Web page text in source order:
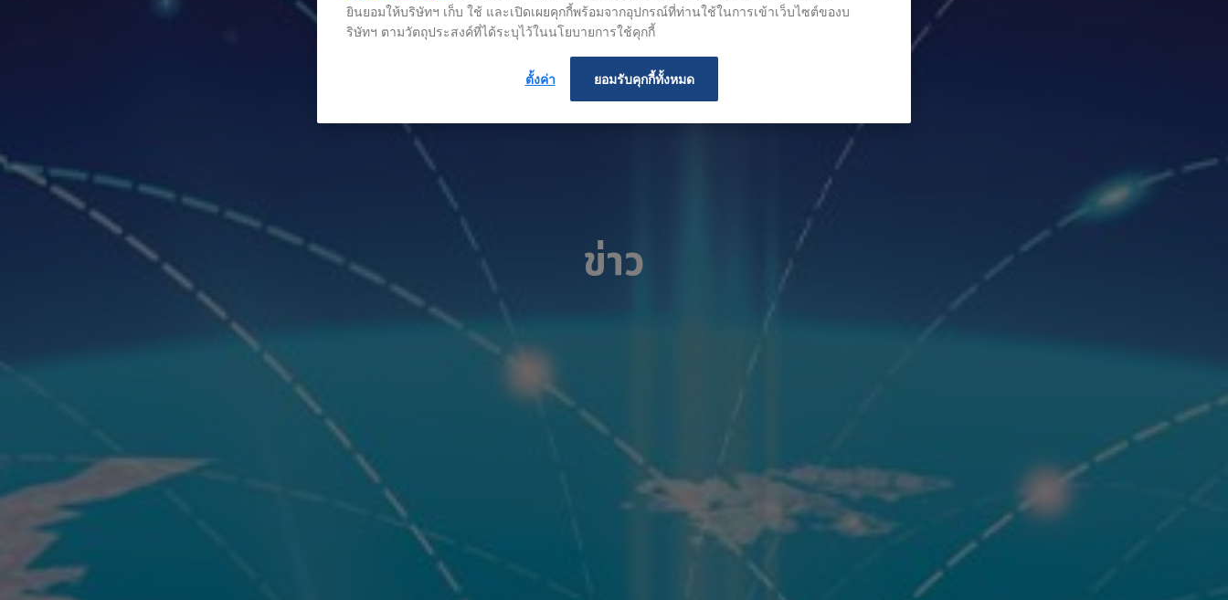
ข่าว
ยินยอมให้บริษัทฯ เก็บ ใช้ และเปิดเผยคุกกี้พร้อมจากอุปกรณ์ที่ท่านใช้ในการเข้าเว็บไซต์ของบ
ริษัทฯ ตามวัตถุประสงค์ที่ได้ระบุไว้ในนโยบายการใช้คุกกี้
ตั้งค่า ยอมรับคุกกี้ทั้งหมด